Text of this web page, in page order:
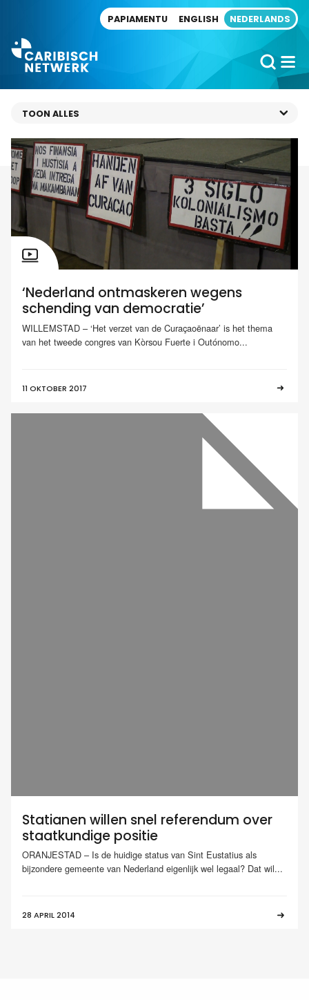
PAPIAMENTU ENGLISH NEDERLANDS
‘Nederland ontmaskeren wegens
schending van democratie’
WILLEMSTAD – ‘Het verzet van de Curaçaoënaar’ is het thema
van het tweede congres van Kòrsou Fuerte i Outónomo...
11 OKTOBER 2017
Statianen willen snel referendum over
staatkundige positie
ORANJESTAD – Is de huidige status van Sint Eustatius als
bijzondere gemeente van Nederland eigenlijk wel legaal? Dat wil...
28 APRIL 2014